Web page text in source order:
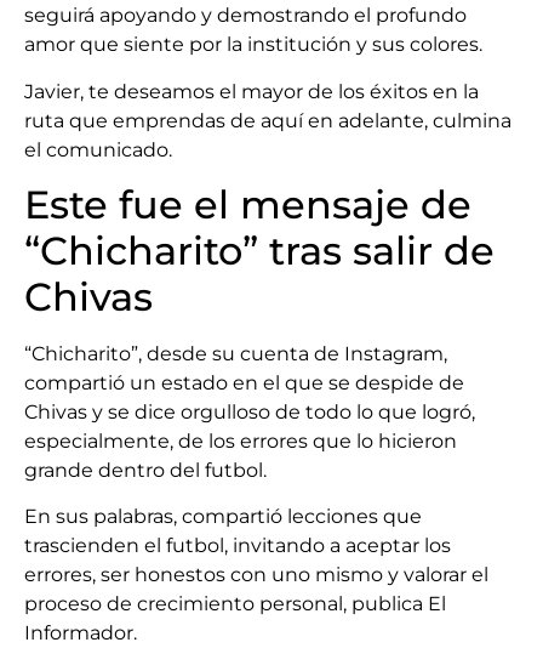
seguirá apoyando y demostrando el profundo
amor que siente por la institución y sus colores.
Javier, te deseamos el mayor de los éxitos en la
ruta que emprendas de aquí en adelante, culmina
el comunicado.
Este fue el mensaje de
“Chicharito” tras salir de
Chivas
“Chicharito”, desde su cuenta de Instagram,
compartió un estado en el que se despide de
Chivas y se dice orgulloso de todo lo que logró,
especialmente, de los errores que lo hicieron
grande dentro del futbol.
En sus palabras, compartió lecciones que
trascienden el futbol, invitando a aceptar los
errores, ser honestos con uno mismo y valorar el
proceso de crecimiento personal, publica El
Informador.